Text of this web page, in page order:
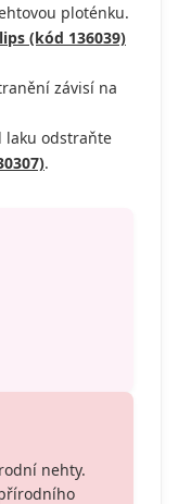
ploténku.
(kód 136039)
závisí na
laku odstraňte
.
nehty.